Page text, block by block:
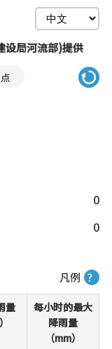
设局河流部)提供
0
0
凡例 ？
量
每小时的最大
降雨量
（mm）